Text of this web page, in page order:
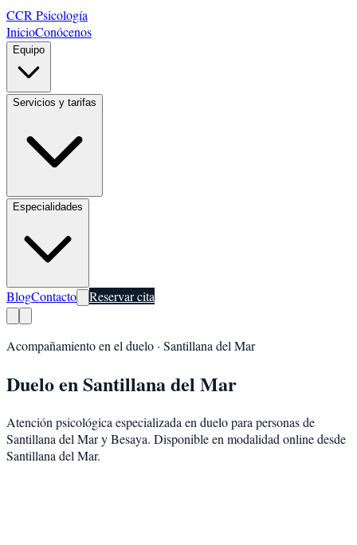
CCR Psicología
InicioConócenos
Equipo
Servicios y tarifas
Especialidades
BlogContacto Reservar cita
Acompañamiento en el duelo · Santillana del Mar
DueloenSantillana del Mar
Atención psicológica especializada en duelopara personas de
Santillana del MaryBesaya. Disponible en modalidad online desde
Santillana del Mar.